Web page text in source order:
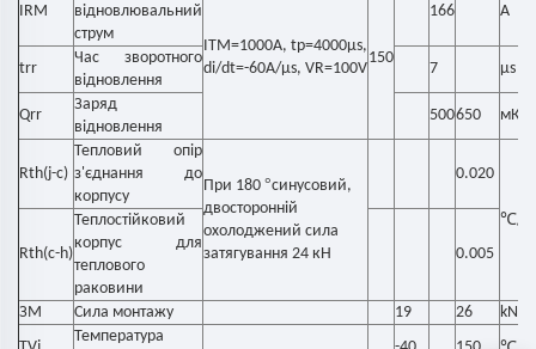
IRM
відновлювальний
струм
ITM=1000A, tp=4000μs,
di/dt=-60A/μs, VR=100V
150
166 А
trr
Час зворотного
відновлення
7 μs
Qrr
Заряд
відновлення
500650 мК
Rth(j-c)
Тепловий опір
з'єднання до
корпусу
При 180 °синусовий,
двосторонній
охолоджений сила
затягування 24 кН
0.020
℃/W
Rth(c-h)
Теплостійковий
корпус для
теплового
раковини
0.005
ЗМ Сила монтажу 19 26
kN
Температура